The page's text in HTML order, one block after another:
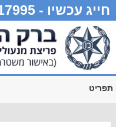
חייג עכשיו - 054-9317995
תפריט